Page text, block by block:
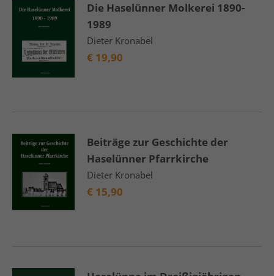
Die Haselünner Molkerei 1890-
1989
Dieter Kronabel
€ 19,90
Beiträge zur Geschichte der
Haselünner Pfarrkirche
Dieter Kronabel
€ 15,90